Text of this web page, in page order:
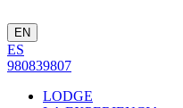
EN
ES
980839807
LODGE